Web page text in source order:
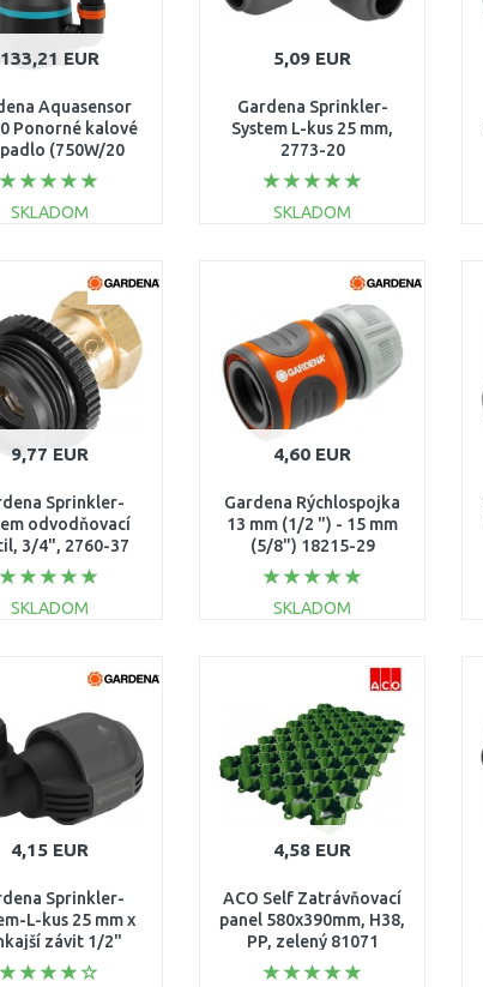
133,21 EUR
Aquasensor
Ponorné kalové
(750W/20
h) 9044-20
SKLADOM
Porovnať
5,09 EUR
Gardena Sprinkler-
System L-kus 25 mm,
2773-20
SKLADOM
Porovnať
9,77 EUR
Sprinkler-
odvodňovací
3/4", 2760-37
SKLADOM
4,60 EUR
Gardena Rýchlospojka
13 mm (1/2 ") - 15 mm
(5/8") 18215-29
SKLADOM
Porovnať
4,15 EUR
Sprinkler-
L-kus 25 mm x
závit 1/2"
2780-20
4,58 EUR
ACO Self Zatrávňovací
panel 580x390mm, H38,
PP, zelený 81071